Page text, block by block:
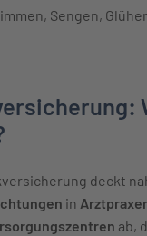
Sengen,
deckt
in
ab,